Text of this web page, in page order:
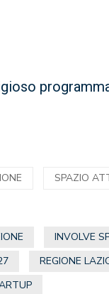
SPAZIO
INVOLVE
REGIONE